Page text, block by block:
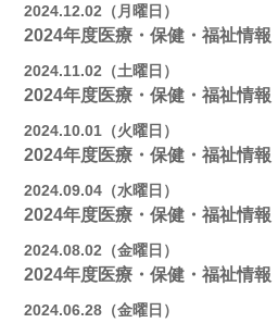
2024.12.02（月曜日）
2024年度医療・保健・福祉情報
2024.11.02（土曜日）
2024年度医療・保健・福祉情報
2024.10.01（火曜日）
2024年度医療・保健・福祉情報
2024.09.04（水曜日）
2024年度医療・保健・福祉情報
2024.08.02（金曜日）
2024年度医療・保健・福祉情報
2024.06.28（金曜日）